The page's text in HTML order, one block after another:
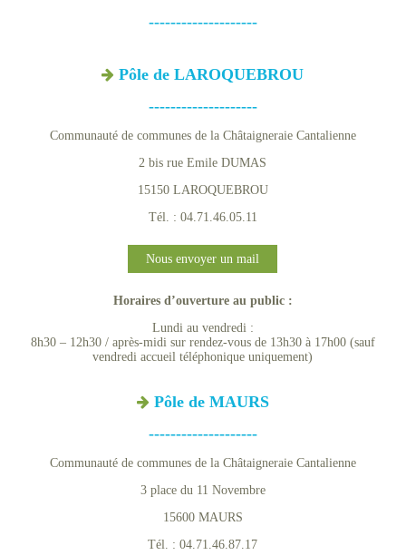
--------------------
Pôle de LAROQUEBROU
--------------------
Communauté de communes de la Châtaigneraie Cantalienne
2 bis rue Emile DUMAS
15150 LAROQUEBROU
Tél. : 04.71.46.05.11
Nous envoyer un mail
Horaires d’ouverture au public :
Lundi au vendredi :
8h30 – 12h30 / après-midi sur rendez-vous de 13h30 à 17h00 (sauf
vendredi accueil téléphonique uniquement)
Pôle de MAURS
--------------------
Communauté de communes de la Châtaigneraie Cantalienne
3 place du 11 Novembre
15600 MAURS
Tél. : 04.71.46.87.17